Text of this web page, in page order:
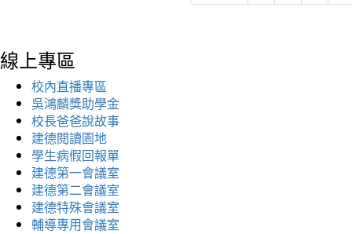
線上專區
校內直播專區
吳鴻麟獎助學金
校長爸爸說故事
建德閱讀園地
學生病假回報單
建德第一會議室
建德第二會議室
建德特殊會議室
輔導專用會議室